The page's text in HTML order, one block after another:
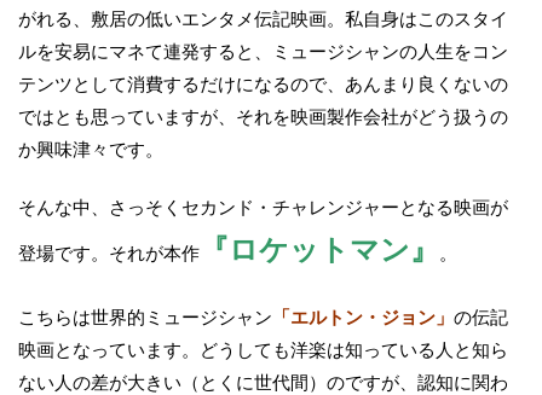
がれる、敷居の低いエンタメ伝記映画。私自身はこのスタイ
ルを安易にマネて連発すると、ミュージシャンの人生をコン
テンツとして消費するだけになるので、あんまり良くないの
ではとも思っていますが、それを映画製作会社がどう扱うの
か興味津々です。
そんな中、さっそくセカンド・チャレンジャーとなる映画が
登場です。それが本作 『ロケットマン』 。
こちらは世界的ミュージシャン 「エルトン・ジョン」 の伝記
映画となっています。どうしても洋楽は知っている人と知ら
ない人の差が大きい（とくに世代間）のですが、認知に関わ